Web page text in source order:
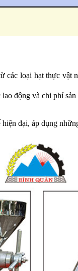
các loại hạt thực vật
động và chi phí sản
đại, áp dụng